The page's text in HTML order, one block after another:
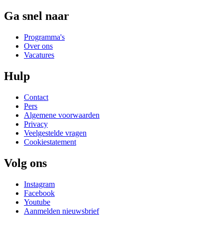
Ga snel naar
Programma's
Over ons
Vacatures
Hulp
Contact
Pers
Algemene voorwaarden
Privacy
Veelgestelde vragen
Cookiestatement
Volg ons
Instagram
Facebook
Youtube
Aanmelden nieuwsbrief